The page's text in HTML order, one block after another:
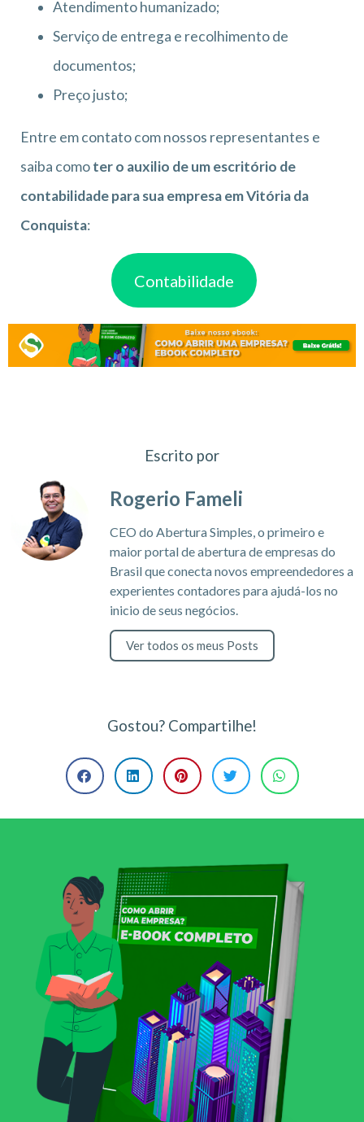
Atendimento humanizado;
Serviço de entrega e recolhimento de
documentos;
Preço justo;
Entre em contato com nossos representantes e
saiba comoter o auxilio de um escritório de
contabilidade para sua empresa em Vitória da
Conquista:
Contabilidade
Escrito por
Rogerio Fameli
CEO do Abertura Simples, o primeiro e
maior portal de abertura de empresas do
Brasil que conecta novos empreendedores a
experientes contadores para ajudá-los no
inicio de seus negócios.
Ver todos os meus Posts
Gostou? Compartilhe!